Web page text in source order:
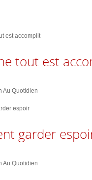
tout est
Au Quotidien
garder
Au Quotidien